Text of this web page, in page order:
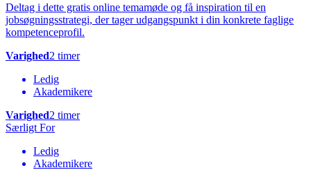
Deltag i dette gratis online temamøde og få inspiration til en
jobsøgningsstrategi, der tager udgangspunkt i din konkrete faglige
kompetenceprofil.
Varighed2 timer
Ledig
Akademikere
Varighed2 timer
Særligt For
Ledig
Akademikere